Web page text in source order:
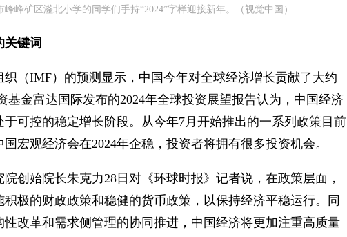
峰矿区滏北小学的同学们手持“2024”字样迎接新年。（视觉中国）
关键词
织（IMF）的预测显示，中国今年对全球经济增长贡献了大约
基金富达国际发布的2024年全球投资展望报告认为，中国经济
于可控的稳定增长阶段。从今年7月开始推出的一系列政策目前
宏观经济会在2024年企稳，投资者将拥有很多投资机会。
院创始院长朱克力28日对《环球时报》记者说，在政策层面，
极的财政政策和稳健的货币政策，以保持经济平稳运行。同
性改革和需求侧管理的协同推进，中国经济将更加注重高质量